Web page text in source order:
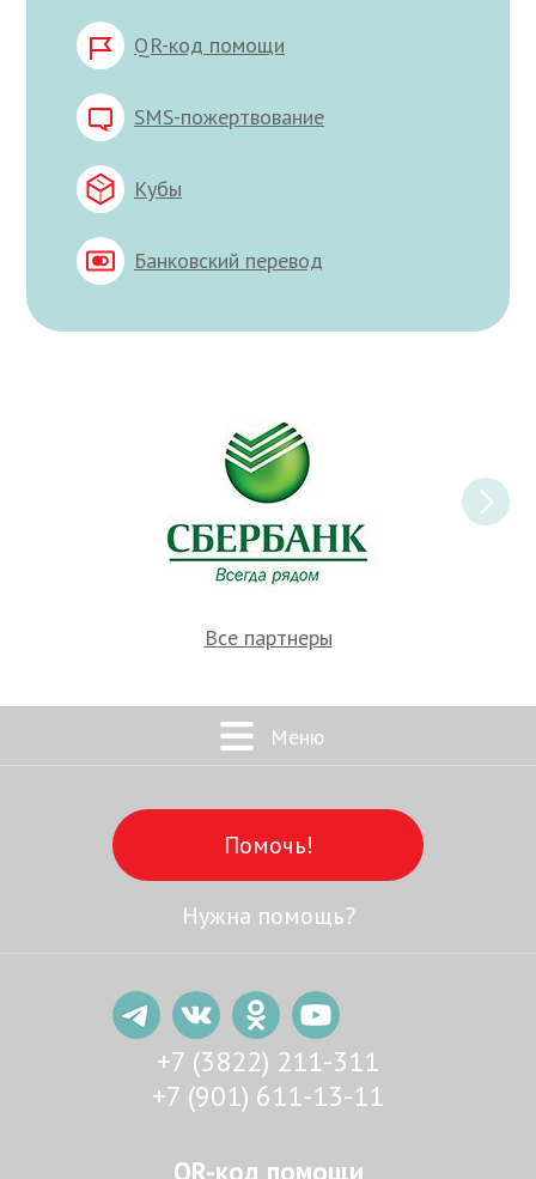
QR-код помощи
SMS-пожертвование
Кубы
Банковский перевод
Все партнеры
Меню
Помочь!
Нужна помощь?
+7 (3822) 211-311
+7 (901) 611-13-11